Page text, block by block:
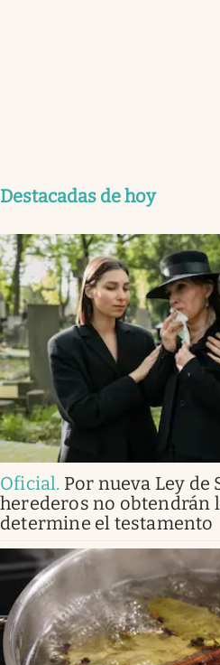
Destacadas de hoy
Oficial. Por nueva Ley de
herederos no obtendrán
determine el testamento